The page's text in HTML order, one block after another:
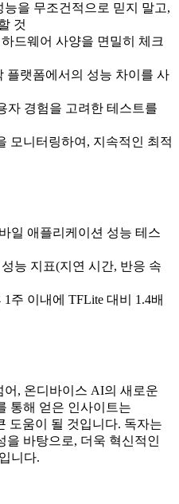
능을 무조건적으로 믿지 말고,
것
드웨어 사양을 면밀히 체크
플랫폼에서의 성능 차이를 사
자 경험을 고려한 테스트를
모니터링하여, 지속적인 최적
일 애플리케이션 성능 테스
능 지표(지연 시간, 반응 속
주 이내에 TFLite 대비 1.4배
어, 온디바이스 AI의 새로운
통해 얻은 인사이트는
도움이 될 것입니다. 독자는
을 바탕으로, 더욱 혁신적인
니다.